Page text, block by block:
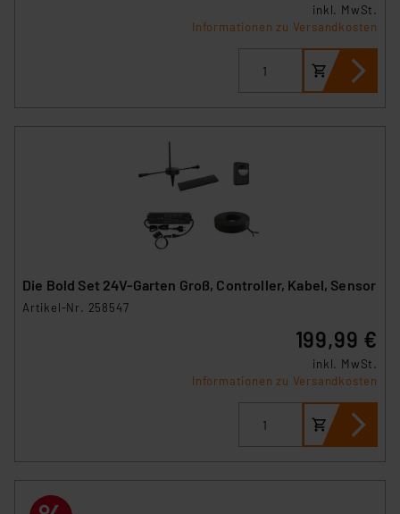
inkl. MwSt.
Informationen zu Versandkosten
Die Bold Set 24V-Garten Groß, Controller, Kabel, Sensor
Artikel-Nr. 258547
199,99 €
inkl. MwSt.
Informationen zu Versandkosten